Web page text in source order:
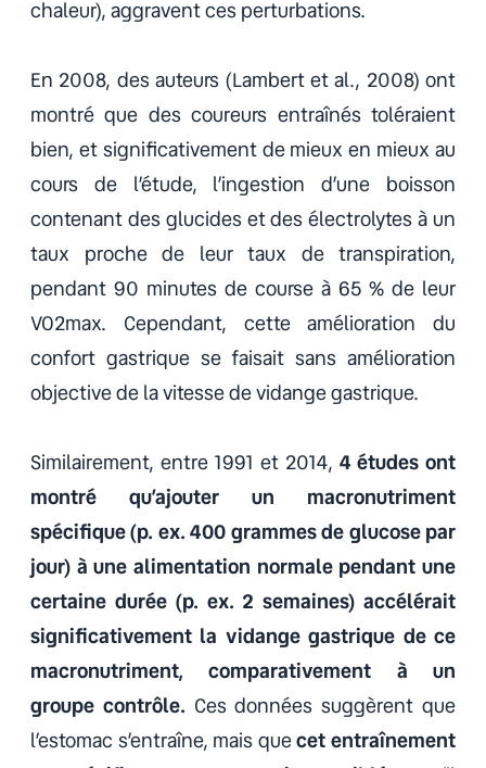
chaleur), aggravent ces perturbations.
En 2008, des auteurs (Lambert et al., 2008) ont
montré que des coureurs entraînés toléraient
bien, et significativement de mieux en mieux au
cours de l’étude, l’ingestion d’une boisson
contenant des glucides et des électrolytes à un
taux proche de leur taux de transpiration,
pendant 90 minutes de course à 65 % de leur
VO2max. Cependant, cette amélioration du
confort gastrique se faisait sans amélioration
objective de la vitesse de vidange gastrique.
Similairement, entre 1991 et 2014, 4 études ont
montré qu’ajouter un macronutriment
spécifique (p. ex. 400 grammes de glucose par
jour) à une alimentation normale pendant une
certaine durée (p. ex. 2 semaines) accélérait
significativement la vidange gastrique de ce
macronutriment, comparativement à un
groupe contrôle. Ces données suggèrent que
l’estomac s’entraîne, mais quecet entraînement